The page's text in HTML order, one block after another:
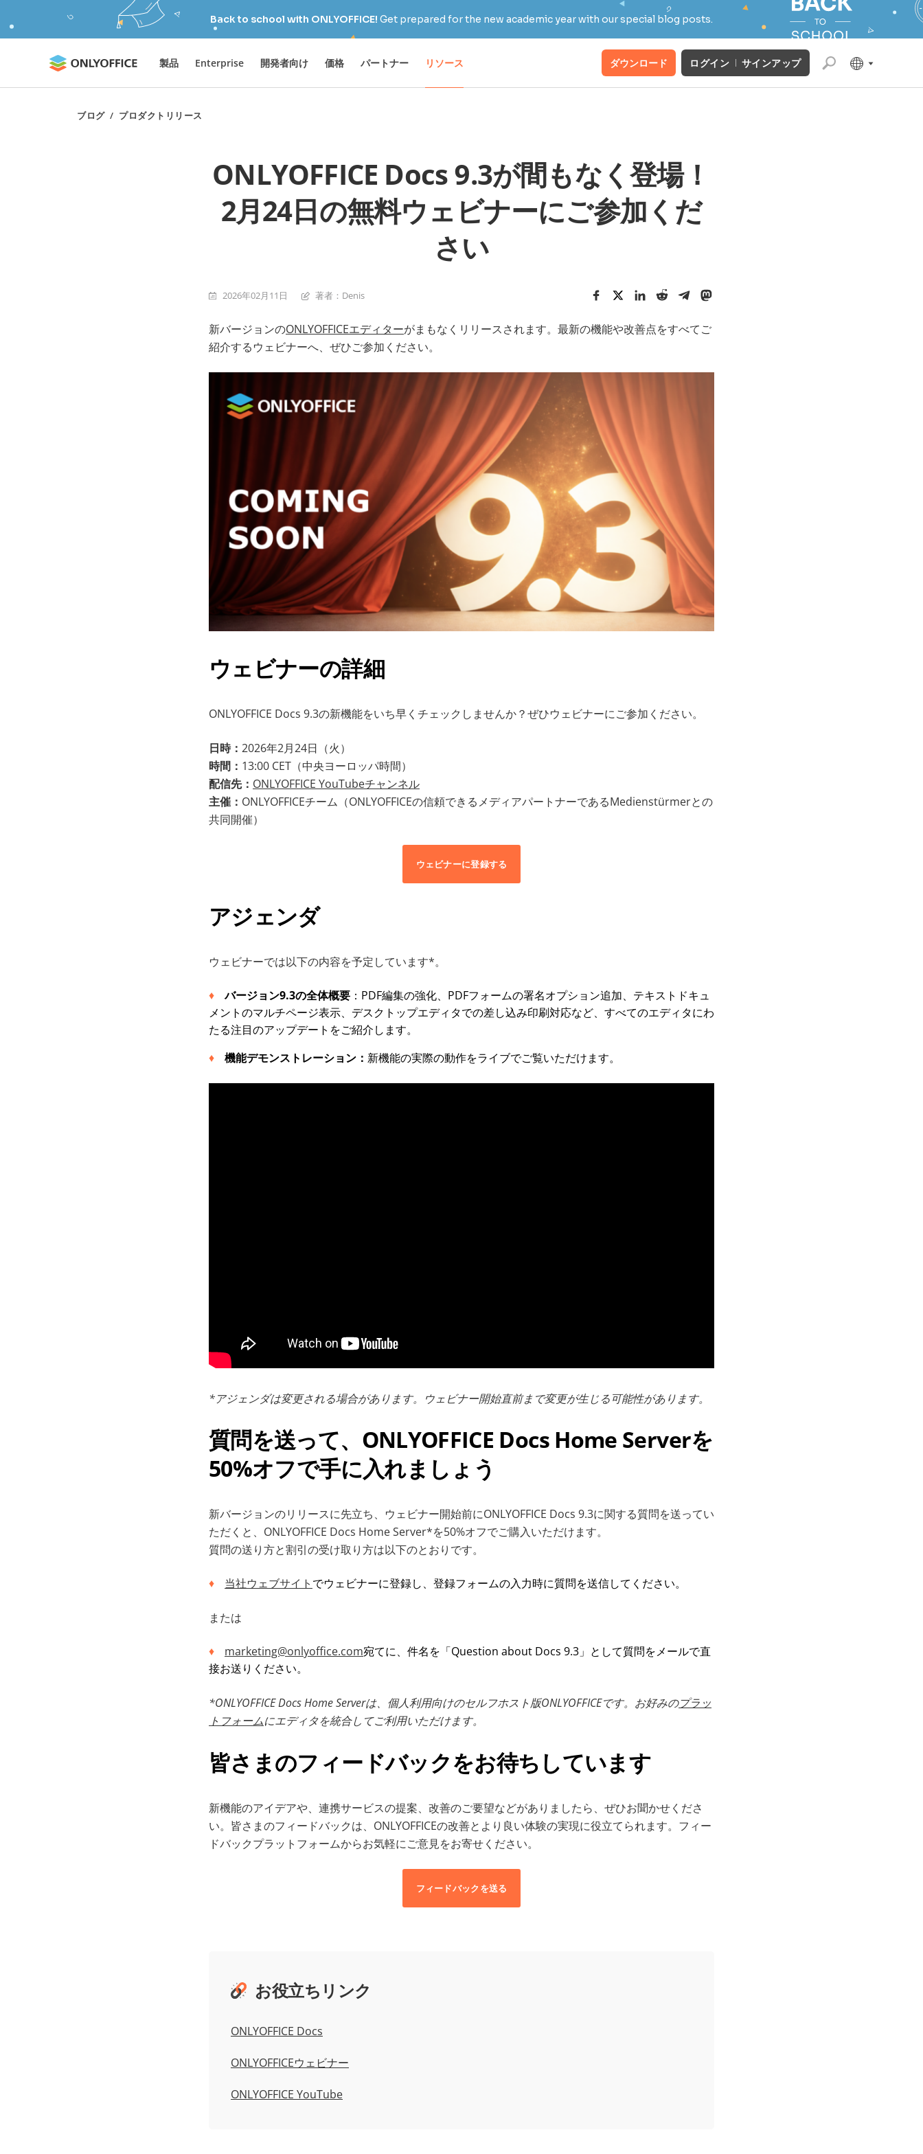
Back to school with ONLYOFFICE! Get prepared for the new academic year with our special blog posts.
製品 Enterprise 開発者向け 価格 パートナー リソース ダウンロード ログイン サインアップ
ブログ/ プロダクトリリース
ONLYOFFICE Docs 9.3が間もなく登場！
2月24日の無料ウェビナーにご参加くだ
さい
2026年02月11日 著者：Denis
新バージョンのONLYOFFICEエディターがまもなくリリースされます。最新の機能や改善点をすべてご
紹介するウェビナーへ、ぜひご参加ください。
ウェビナーの詳細
ONLYOFFICE Docs 9.3の新機能をいち早くチェックしませんか？ぜひウェビナーにご参加ください。
日時： 2026年2月24日（火）
時間： 13:00 CET（中央ヨーロッパ時間）
配信先： ONLYOFFICE YouTubeチャンネル
主催： ONLYOFFICEチーム（ONLYOFFICEの信頼できるメディアパートナーであるMedienstürmerとの
共同開催）
ウェビナーに登録する
アジェンダ
ウェビナーでは以下の内容を予定しています*。
バージョン9.3の全体概要 ：PDF編集の強化、PDFフォームの署名オプション追加、テキストドキュ
メントのマルチページ表示、デスクトップエディタでの差し込み印刷対応など、すべてのエディタにわ
たる注目のアップデートをご紹介します。
機能デモンストレーション： 新機能の実際の動作をライブでご覧いただけます。
*アジェンダは変更される場合があります。ウェビナー開始直前まで変更が生じる可能性があります。
質問を送って、ONLYOFFICE Docs Home Serverを
50%オフで手に入れましょう
新バージョンのリリースに先立ち、ウェビナー開始前にONLYOFFICE Docs 9.3に関する質問を送ってい
ただくと、ONLYOFFICE Docs Home Server*を50%オフでご購入いただけます。
質問の送り方と割引の受け取り方は以下のとおりです。
当社ウェブサイト でウェビナーに登録し、登録フォームの入力時に質問を送信してください。
または
marketing@onlyoffice.com宛てに、件名を「Question about Docs 9.3」として質問をメールで直
接お送りください。
*ONLYOFFICE Docs Home Serverは、個人利用向けのセルフホスト版ONLYOFFICEです。お好みのプラッ
トフォームにエディタを統合してご利用いただけます。
皆さまのフィードバックをお待ちしています
新機能のアイデアや、連携サービスの提案、改善のご要望などがありましたら、ぜひお聞かせくださ
い。皆さまのフィードバックは、ONLYOFFICEの改善とより良い体験の実現に役立てられます。フィー
ドバックプラットフォームからお気軽にご意見をお寄せください。
フィードバックを送る
お役立ちリンク
ONLYOFFICE Docs
ONLYOFFICEウェビナー
ONLYOFFICE YouTube